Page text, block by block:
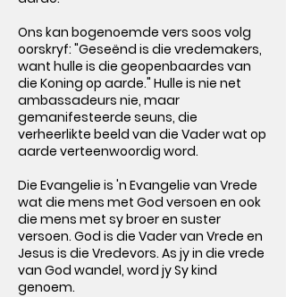
Ons kan bogenoemde vers soos volg
oorskryf: "Geseënd is die vredemakers,
want hulle is die geopenbaardes van
die Koning op aarde." Hulle is nie net
ambassadeurs nie, maar
gemanifesteerde seuns, die
verheerlikte beeld van die Vader wat op
aarde verteenwoordig word.
Die Evangelie is 'n Evangelie van Vrede
wat die mens met God versoen en ook
die mens met sy broer en suster
versoen. God is die Vader van Vrede en
Jesus is die Vredevors. As jy in die vrede
van God wandel, word jy Sy kind
genoem.